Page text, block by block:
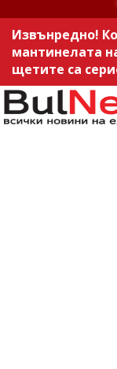
Извънредно!
мантинелата
щетите са